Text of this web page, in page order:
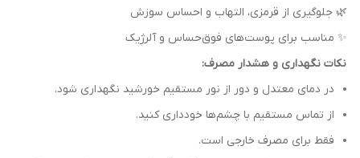
🌿 جلوگیری از قرمزی، التهاب و احساس سوزش
✨ مناسب برای پوست‌های فوق‌حساس و آلرژیک
نکات نگهداری و هشدار مصرف:
در دمای معتدل و دور از نور مستقیم خورشید نگهداری شود.
از تماس مستقیم با چشم‌ها خودداری کنید.
فقط برای مصرف خارجی است.